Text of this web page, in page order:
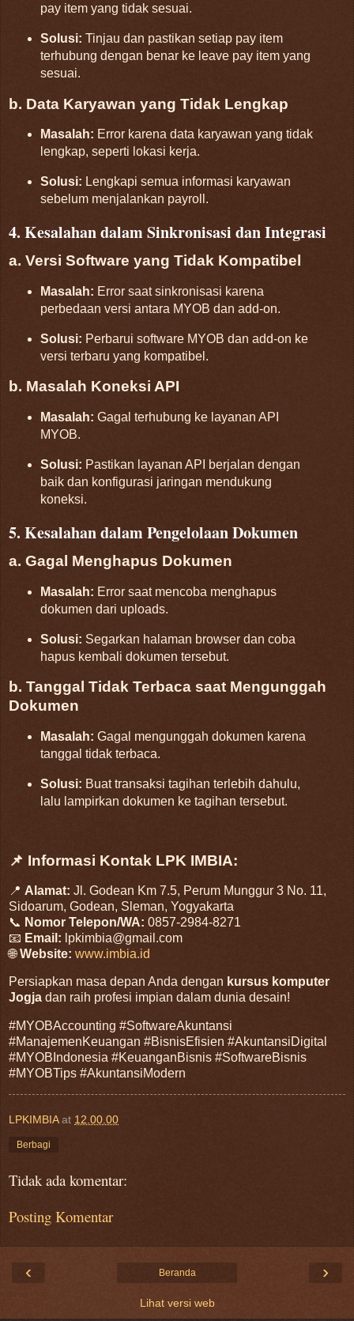
pay item yang tidak sesuai.
Solusi: Tinjau dan pastikan setiap pay item
terhubung dengan benar ke leave pay item yang
sesuai.
b. Data Karyawan yang Tidak Lengkap
Masalah: Error karena data karyawan yang tidak
lengkap, seperti lokasi kerja.
Solusi: Lengkapi semua informasi karyawan
sebelum menjalankan payroll.
4. Kesalahan dalam Sinkronisasi dan Integrasi
a. Versi Software yang Tidak Kompatibel
Masalah: Error saat sinkronisasi karena
perbedaan versi antara MYOB dan add-on.
Solusi: Perbarui software MYOB dan add-on ke
versi terbaru yang kompatibel.
b. Masalah Koneksi API
Masalah: Gagal terhubung ke layanan API
MYOB.
Solusi: Pastikan layanan API berjalan dengan
baik dan konfigurasi jaringan mendukung
koneksi.
5. Kesalahan dalam Pengelolaan Dokumen
a. Gagal Menghapus Dokumen
Masalah: Error saat mencoba menghapus
dokumen dari uploads.
Solusi: Segarkan halaman browser dan coba
hapus kembali dokumen tersebut.
b. Tanggal Tidak Terbaca saat Mengunggah
Dokumen
Masalah: Gagal mengunggah dokumen karena
tanggal tidak terbaca.
Solusi: Buat transaksi tagihan terlebih dahulu,
lalu lampirkan dokumen ke tagihan tersebut.
📌 Informasi Kontak LPK IMBIA:
📍 Alamat: Jl. Godean Km 7.5, Perum Munggur 3 No. 11,
Sidoarum, Godean, Sleman, Yogyakarta
📞 Nomor Telepon/WA: 0857-2984-8271
📧 Email: lpkimbia@gmail.com
🌐Website: www.imbia.id
Persiapkan masa depan Anda dengan kursus komputer
Jogja dan raih profesi impian dalam dunia desain!
#MYOBAccounting #SoftwareAkuntansi
#ManajemenKeuangan #BisnisEfisien #AkuntansiDigital
#MYOBIndonesia #KeuanganBisnis #SoftwareBisnis
#MYOBTips #AkuntansiModern
LPKIMBIA at 12.00.00
Berbagi
Tidak ada komentar:
Posting Komentar
‹ ›
Beranda
Lihat versi web